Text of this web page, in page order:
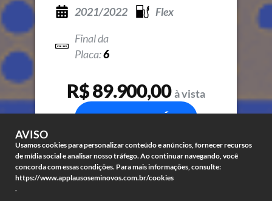
2021/2022
Flex
6
R$ 89.900,00à vista
COMPRE JÁ
AVISO
Usamos cookies para personalizar conteúdo e anúncios, fornecer recursos
de mídia social e analisar nosso tráfego. Ao continuar navegando, você
concorda com essas condições. Para mais informações, consulte:
https://www.applausoseminovos.com.br/cookies
.